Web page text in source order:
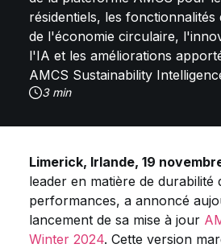
résidentiels, les
de l'économie circulaire,
l'IA et les améliorations
AMCS Sustainability
3 min
Limerick, Irlande, 19
leader en matière de durabilité
performances, a annoncé
lancement de sa mise à jour
Winter 2024. Cette version